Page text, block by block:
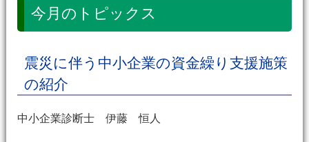
今月のトピックス
震災に伴う中小企業の資金繰り支援施策
の紹介
中小企業診断士 伊藤 恒人